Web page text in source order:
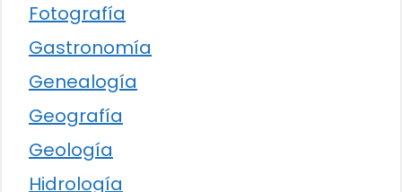
Fotografía
Gastronomía
Genealogía
Geografía
Geología
Hidrología